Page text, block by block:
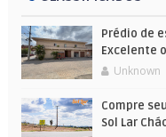
Prédio de
Excelente
Unknown
Compre
Sol Lar